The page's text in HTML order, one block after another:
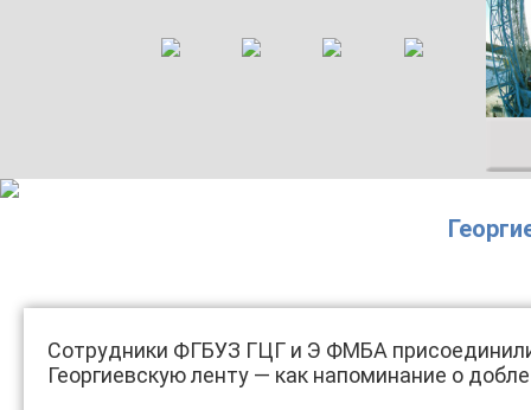
Сотрудники ФГБУЗ ГЦГ и Э ФМБА
Георгиевскую ленту — как напоминание о